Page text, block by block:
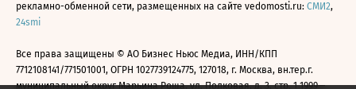
рекламно-обменной сети, размещенных на сайте vedomosti.ru: СМИ2,
24smi
Все права защищены © АО Бизнес Ньюс Медиа, ИНН/КПП
7712108141/771501001, ОГРН 1027739124775, 127018, г. Москва, вн.тер.г.
муниципальный округ Марьина Роща, ул. Полковая, д. 3, стр. 1 1999—